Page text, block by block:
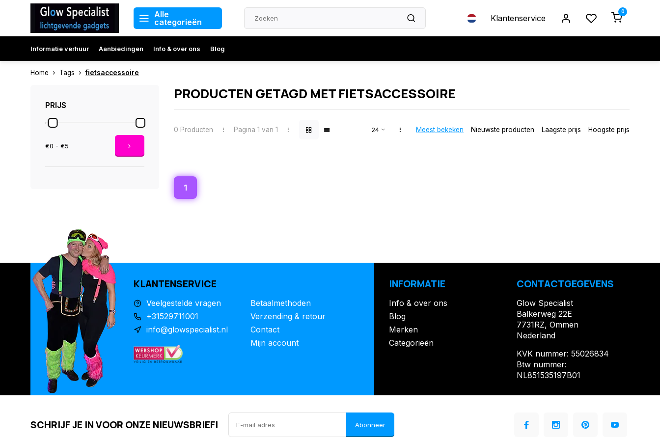
Alle
categorieën
Klantenservice
0
Informatie verhuur Aanbiedingen Info & over ons Blog
Home Tags fietsaccessoire
PRIJS
€0 - €5
PRODUCTEN GETAGD MET FIETSACCESSOIRE
0 Producten Pagina 1 van 1 Meest bekeken Nieuwste producten Laagste prijs Hoogste prijs
1
KLANTENSERVICE
Veelgestelde vragen
+31529711001
info@glowspecialist.nl
Betaalmethoden
Verzending & retour
Contact
Mijn account
INFORMATIE
Info & over ons
Blog
Merken
Categorieën
CONTACTGEGEVENS
Glow Specialist
Balkerweg 22E
7731RZ, Ommen
Nederland
KVK nummer: 55026834
Btw nummer:
NL851535197B01
SCHRIJF JE IN VOOR ONZE NIEUWSBRIEF! Abonneer